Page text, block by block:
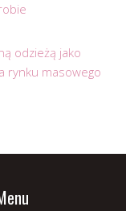
odzieżą jako
rynku masowego